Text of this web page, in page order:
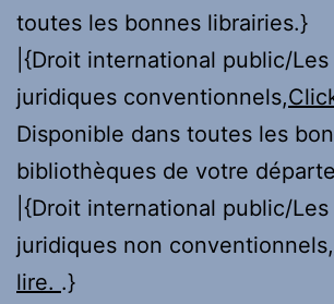
toutes les bonnes librairies.}
|{Droit international public/
juridiques conventionnels,
Disponible dans toutes les
bibliothèques de votre
|{Droit international public/
juridiques non conventionnels,
lire. .}